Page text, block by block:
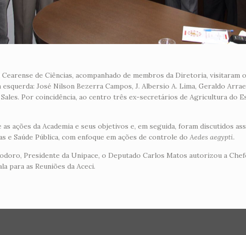
de Ciências, acompanhado de membros da Diretoria, visitaram
José Nilson Bezerra Campos, J. Albersio A. Lima, Geraldo
Por coincidência, ao centro três ex-secretários de Agricultura do
ações da Academia e seus objetivos e, em seguida, foram discutidos
e Saúde Pública, com enfoque em ações de controle doAedes aegypti.
Presidente da Unipace, o Deputado Carlos Matos autorizou a
para as Reuniões da Aceci.